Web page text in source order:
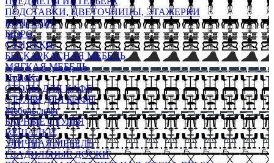
ПОДСТАВКИ, ЦВЕТОЧНИЦЫ, ЭТАЖЕРКИ
КОНСОЛИ
БЮРО
СУНДУКИ
БЕСКАРКАСНАЯ МЕБЕЛЬ
МЯГКАЯ МЕБЕЛЬ
HoReKa
СТОЛЫ ДЛЯ КАФЕ
СТУЛЬЯ ДЛЯ КАФЕ
Мебель лофт
БАРНЫЕ СТУЛЬЯ
ВЕШАЛКИ
УЛИЧНАЯ МЕБЕЛЬ
ГЛАДИЛЬНЫЕ ДОСКИ